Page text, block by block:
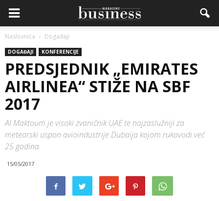
Naslovnica Događaji
DOGAĐAJI KONFERENCIJE
PREDSJEDNIK „EMIRATES
AIRLINEA“ STIŽE NA SBF
2017
Al Maktoum je visoki zvaničnik UAE te najzaslužniji za
meteorski uspon avioindustrije Dubaija kojom rukovodi već
25 godina.
15/05/2017